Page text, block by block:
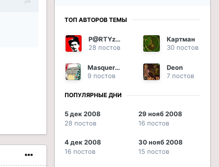
ТОП АВТОРОВ ТЕМЫ
P@RTYzan
28 постов
Картман
30 постов
Masquerade
9 постов
Deon
7 постов
ПОПУЛЯРНЫЕ ДНИ
5 дек 2008
28 постов
29 нояб 2008
16 постов
4 дек 2008
16 постов
30 нояб 2008
15 постов